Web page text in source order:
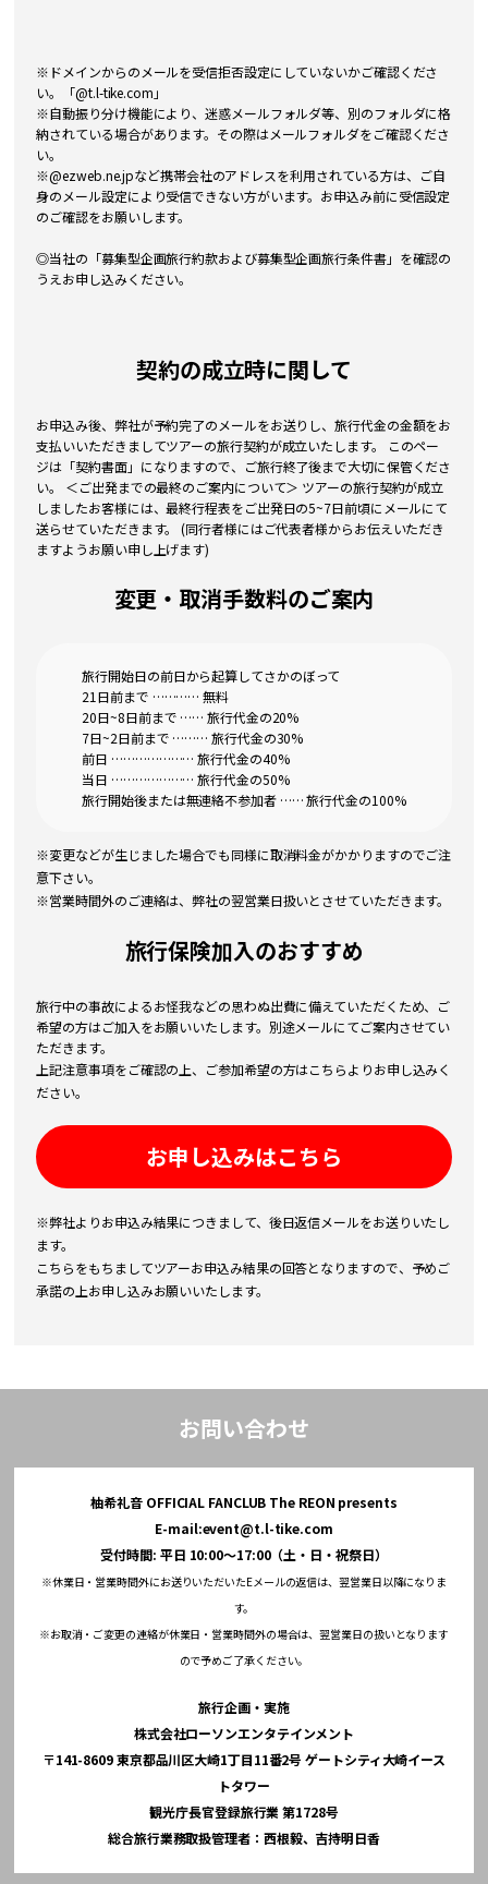
※ドメインからのメールを受信拒否設定にしていないかご確認くださ
い。「@t.l-tike.com」
※自動振り分け機能により、迷惑メールフォルダ等、別のフォルダに格
納されている場合があります。その際はメールフォルダをご確認くださ
い。
※@ezweb.ne.jpなど携帯会社のアドレスを利用されている方は、ご自
身のメール設定により受信できない方がいます。お申込み前に受信設定
のご確認をお願いします。
◎当社の「募集型企画旅行約款および募集型企画旅行条件書」を確認の
うえお申し込みください。
契約の成立時に関して
お申込み後、弊社が予約完了のメールをお送りし、旅行代金の金額をお
支払いいただきましてツアーの旅行契約が成立いたします。 このペー
ジは「契約書面」になりますので、ご旅行終了後まで大切に保管くださ
い。 ＜ご出発までの最終のご案内について＞ ツアーの旅行契約が成立
しましたお客様には、最終行程表をご出発日の5~7日前頃にメールにて
送らせていただきます。 (同行者様にはご代表者様からお伝えいただき
ますようお願い申し上げます)
変更・取消手数料のご案内
旅行開始日の前日から起算してさかのぼって
21日前まで ………… 無料
20日~8日前まで …… 旅行代金の20%
7日~2日前まで ……… 旅行代金の30%
前日 ………………… 旅行代金の40%
当日 ………………… 旅行代金の50%
旅行開始後または無連絡不参加者 …… 旅行代金の100%
※変更などが生じました場合でも同様に取消料金がかかりますのでご注
意下さい。
※営業時間外のご連絡は、弊社の翌営業日扱いとさせていただきます。
旅行保険加入のおすすめ
旅行中の事故によるお怪我などの思わぬ出費に備えていただくため、ご
希望の方はご加入をお願いいたします。別途メールにてご案内させてい
ただきます。
上記注意事項をご確認の上、ご参加希望の方はこちらよりお申し込みく
ださい。
お申し込みはこちら
※弊社よりお申込み結果につきまして、後日返信メールをお送りいたし
ます。
こちらをもちましてツアーお申込み結果の回答となりますので、予めご
承諾の上お申し込みお願いいたします。
お問い合わせ
柚希礼音 OFFICIAL FANCLUB The REON presents
E-mail:event@t.l-tike.com
受付時間: 平日 10:00～17:00（土・日・祝祭日）
※休業日・営業時間外にお送りいただいたEメールの返信は、翌営業日以降になりま
す。
※お取消・ご変更の連絡が休業日・営業時間外の場合は、翌営業日の扱いとなります
ので予めご了承ください。
旅行企画・実施
株式会社ローソンエンタテインメント
〒141-8609 東京都品川区大崎1丁目11番2号 ゲートシティ大崎イース
トタワー
観光庁長官登録旅行業 第1728号
総合旅行業務取扱管理者：西根毅、吉持明日香